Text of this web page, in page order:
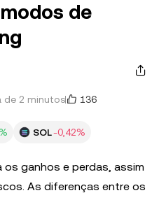
de
de 2 minutos 136
SOL-0,42%
ganhos e perdas, assim
As diferenças entre os